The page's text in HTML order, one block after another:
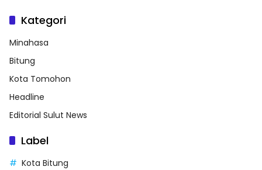
Kategori
Minahasa
Bitung
Kota Tomohon
Headline
Editorial Sulut News
Label
Kota Bitung